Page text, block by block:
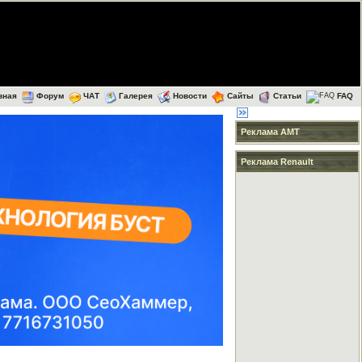
Форум ЧАТ Галерея Новости Сайты Статьи FAQ
Реклама АМТ
Реклама Renault